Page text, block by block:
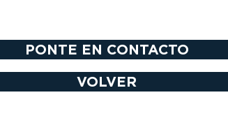
PONTE EN CONTACTO
VOLVER